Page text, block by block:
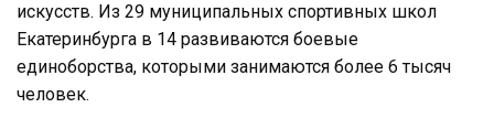
искусств. Из 29 муниципальных спортивных школ
Екатеринбурга в 14 развиваются боевые
единоборства, которыми занимаются более 6 тысяч
человек.